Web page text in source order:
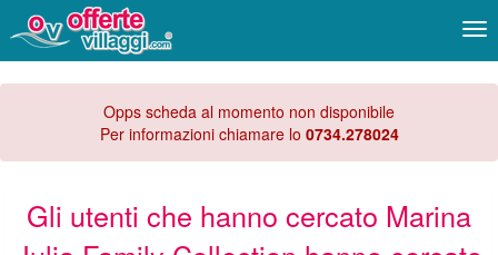
Opps scheda al momento non disponibile
Per informazioni chiamare lo 0734.278024
Gli utenti che hanno cercato Marina